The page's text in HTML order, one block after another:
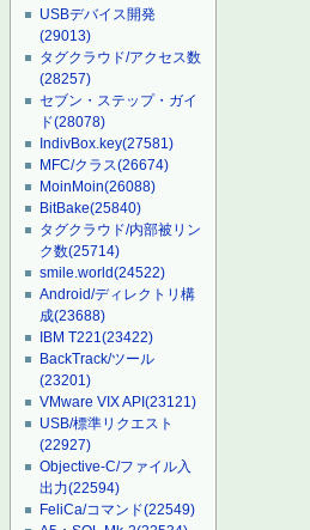
USBデバイス開発
(29013)
タグクラウド/アクセス数
(28257)
セブン・ステップ・ガイ
ド(28078)
IndivBox.key(27581)
MFC/クラス(26674)
MoinMoin(26088)
BitBake(25840)
タグクラウド/内部被リン
ク数(25714)
smile.world(24522)
Android/ディレクトリ構
成(23688)
IBM T221(23422)
BackTrack/ツール
(23201)
VMware VIX API(23121)
USB/標準リクエスト
(22927)
Objective-C/ファイル入
出力(22594)
FeliCa/コマンド(22549)